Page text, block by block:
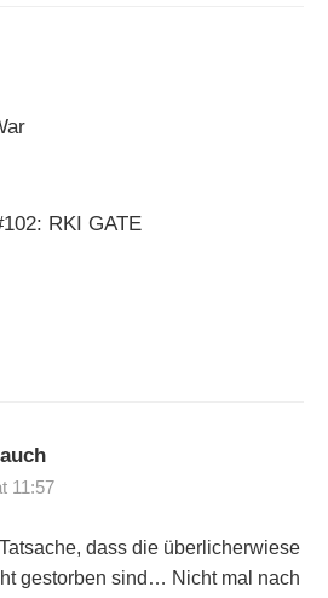
RKI GATE
11:57
dass die überlicherwiese
gestorben sind… Nicht mal nach